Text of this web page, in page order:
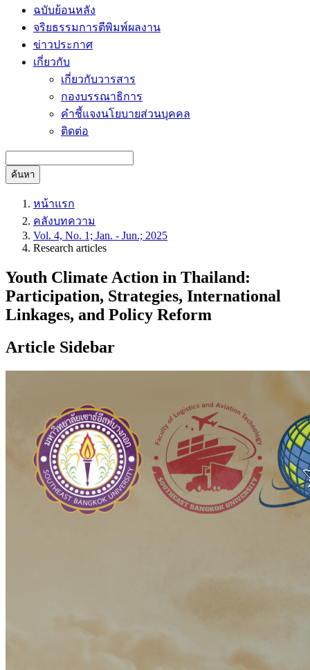
ฉบับย้อนหลัง
จริยธรรมการตีพิมพ์ผลงาน
ข่าวประกาศ
เกี่ยวกับ
เกี่ยวกับวารสาร
กองบรรณาธิการ
คำชี้แจงนโยบายส่วนบุคคล
ติดต่อ
ค้นหา
หน้าแรก
คลังบทความ
Vol. 4, No. 1; Jan. - Jun.; 2025
Research articles
Youth Climate Action in Thailand:
Participation, Strategies, International
Linkages, and Policy Reform
Article Sidebar